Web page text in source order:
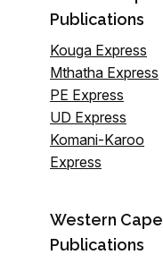
Publications
Kouga Express
Mthatha Express
PE Express
UD Express
Komani-Karoo
Express
Western Cape
Publications